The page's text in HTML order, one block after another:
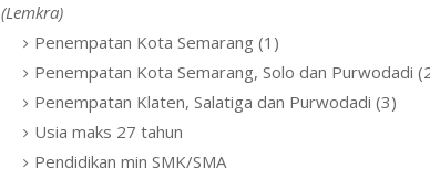
(Lemkra)
Penempatan Kota Semarang (1)
Penempatan Kota Semarang, Solo dan Purwodadi
Penempatan Klaten, Salatiga dan Purwodadi (3)
Usia maks 27 tahun
Pendidikan min SMK/SMA